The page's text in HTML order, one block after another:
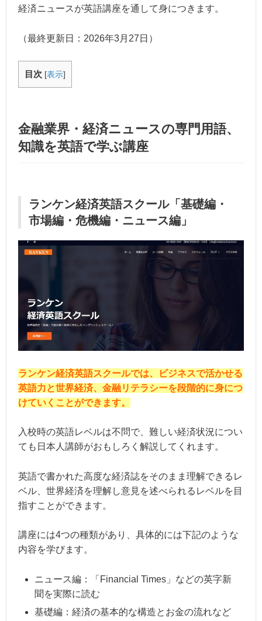
経済ニュースが英語講座を通して身につきます。
（最終更新日： 2026年3月27日 ）
目次 [表示]
金融業界・経済ニュースの専門用語、
知識を英語で学ぶ講座
ランケン経済英語スクール「基礎編・
市場編・危機編・ニュース編」
ランケン経済英語スクールでは、ビジネスで活かせる
英語力と世界経済、金融リテラシーを段階的に身につ
けていくことができます。
入校時の英語レベルは不問で、難しい経済状況につい
ても日本人講師がおもしろく解説してくれます。
英語で書かれた高度な経済誌をそのまま理解できるレ
ベル、世界経済を理解し意見を述べられるレベルを目
指すことができます。
講座には4つの種類があり、具体的には下記のような
内容を学びます。
ニュース編：「Financial Times」などの英字新
聞を実際に読む
基礎編：経済の基本的な構造とお金の流れなど